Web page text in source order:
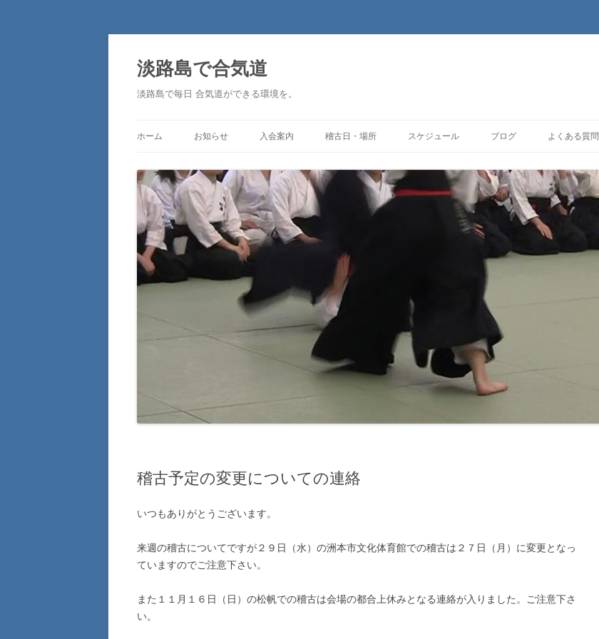
淡路島で合気道
淡路島で毎日 合気道ができる環境を。
ホーム お知らせ 入会案内 稽古日・場所 スケジュール ブログ よくある質問
稽古予定の変更についての連絡
いつもありがとうございます。
来週の稽古についてですが２９日（水）の洲本市文化体育館での稽古は２７日（月）に変更となっ
ていますのでご注意下さい。
また１１月１６日（日）の松帆での稽古は会場の都合上休みとなる連絡が入りました。ご注意下さ
い。